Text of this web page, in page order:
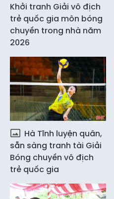
Khởi tranh Giải vô địch
trẻ quốc gia môn bóng
chuyền trong nhà năm
2026
Hà Tĩnh luyện quân,
sẵn sàng tranh tài Giải
Bóng chuyền vô địch
trẻ quốc gia